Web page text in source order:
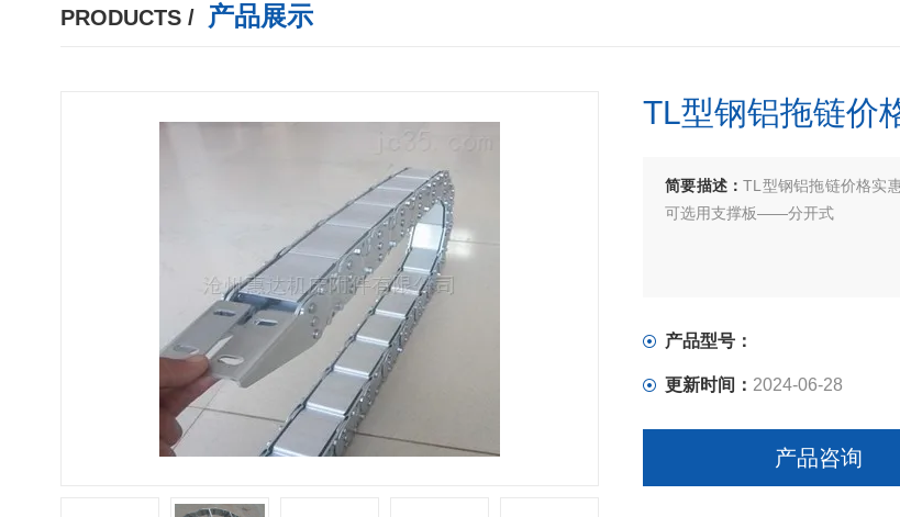
PRODUCTS / 产品展示
TL型钢铝拖链价
简要描述：TL型钢铝拖链价格实
可选用支撑板——分开式
产品型号：
更新时间： 2024-06-28
产品咨询